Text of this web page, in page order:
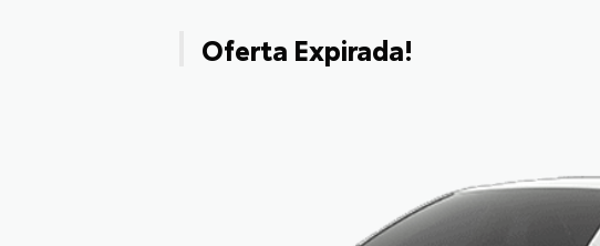
Oferta Expirada!